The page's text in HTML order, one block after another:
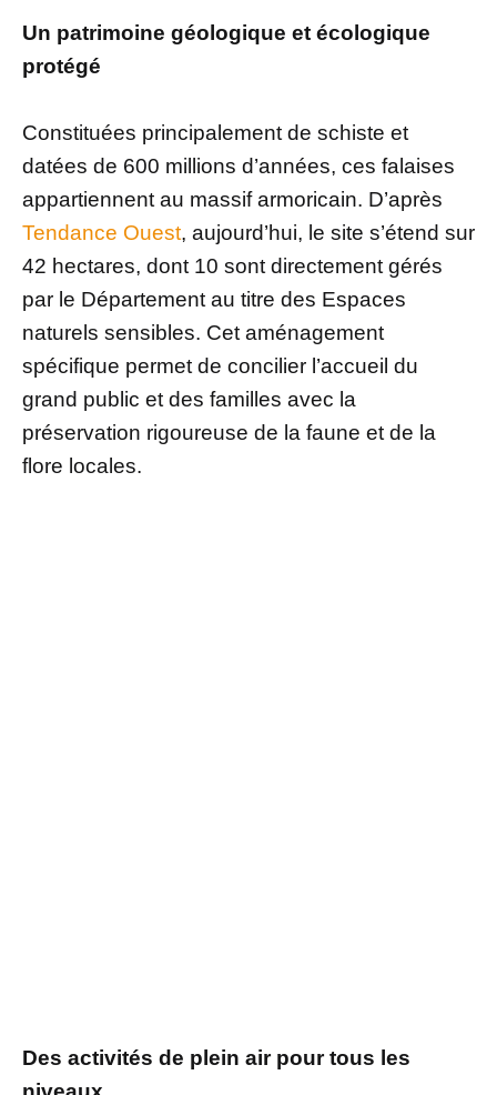
Un patrimoine géologique et écologique
protégé
Constituées principalement de schiste et
datées de 600 millions d’années, ces falaises
appartiennent au massif armoricain. D’après
Tendance Ouest, aujourd’hui, le site s’étend sur
42 hectares, dont 10 sont directement gérés
par le Département au titre des Espaces
naturels sensibles. Cet aménagement
spécifique permet de concilier l’accueil du
grand public et des familles avec la
préservation rigoureuse de la faune et de la
flore locales.
Des activités de plein air pour tous les